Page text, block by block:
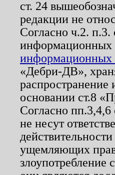
ст. 24
редакции не
Согласно ч.2. п.3.
информационных
информационных
«Дебри-ДВ»,
основании ст.8
Согласно
не несут
ущемляющих